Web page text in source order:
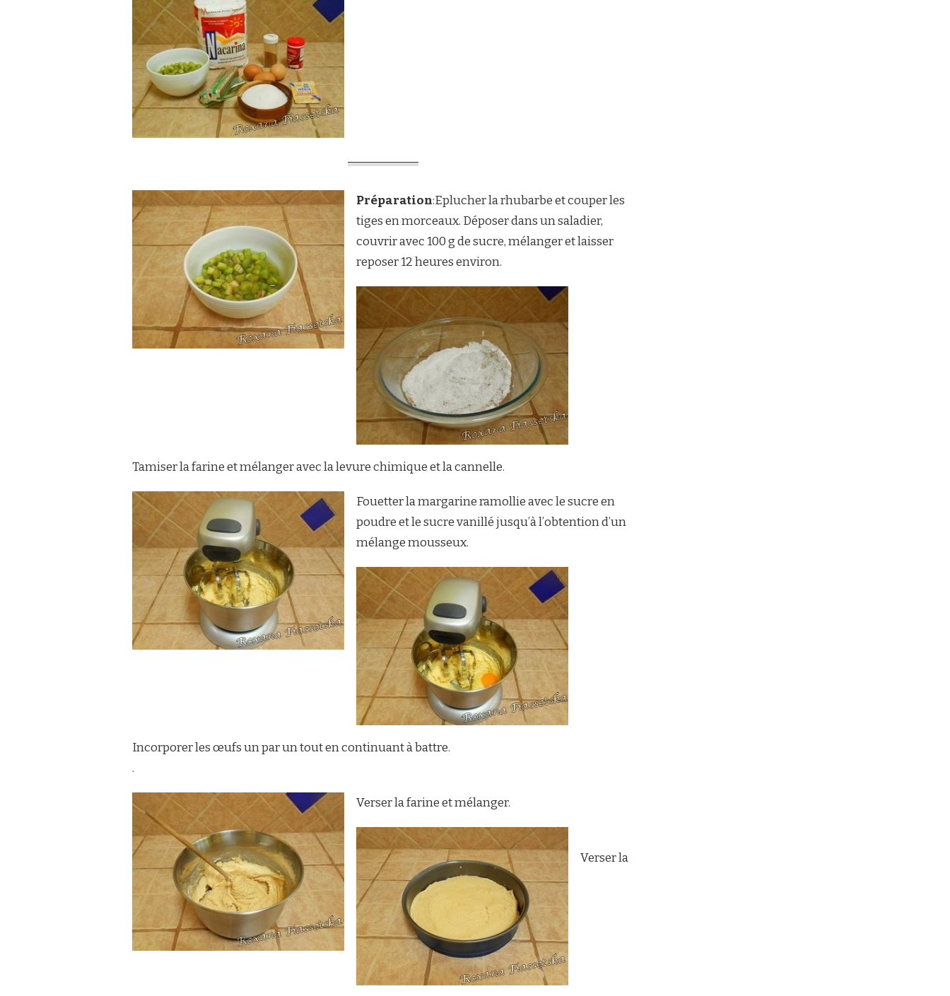
Préparation:Eplucher la rhubarbe et couper les
tiges en morceaux. Déposer dans un saladier,
couvrir avec 100 g de sucre, mélanger et laisser
reposer 12 heures environ.
Tamiser la farine et mélanger avec la levure chimique et la cannelle.
Fouetter la margarine ramollie avec le sucre en
poudre et le sucre vanillé jusqu’à l’obtention d’un
mélange mousseux.
Incorporer les œufs un par un tout en continuant à battre.
.
Verser la farine et mélanger.
Verser la